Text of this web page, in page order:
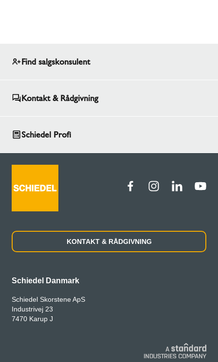
Find salgskonsulent
Kontakt & Rådgivning
Schiedel Profi
KONTAKT & RÅDGIVNING
Schiedel Danmark
Schiedel Skorstene ApS
Industrivej 23
7470 Karup J